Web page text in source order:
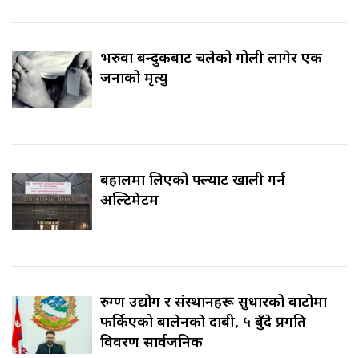
भरुवा बन्दुकबाट चलेको गोली लागेर एक
जनाको मृत्यु
बहालमा लिएको फ्ल्याट खाली गर्न
अल्टिमेटम
रुग्ण उद्योग र संस्थानहरू सुधारको बाटोमा
फर्किएको बालेनकाे दाबी, ५ बुँदे प्रगति
विवरण सार्वजनिक